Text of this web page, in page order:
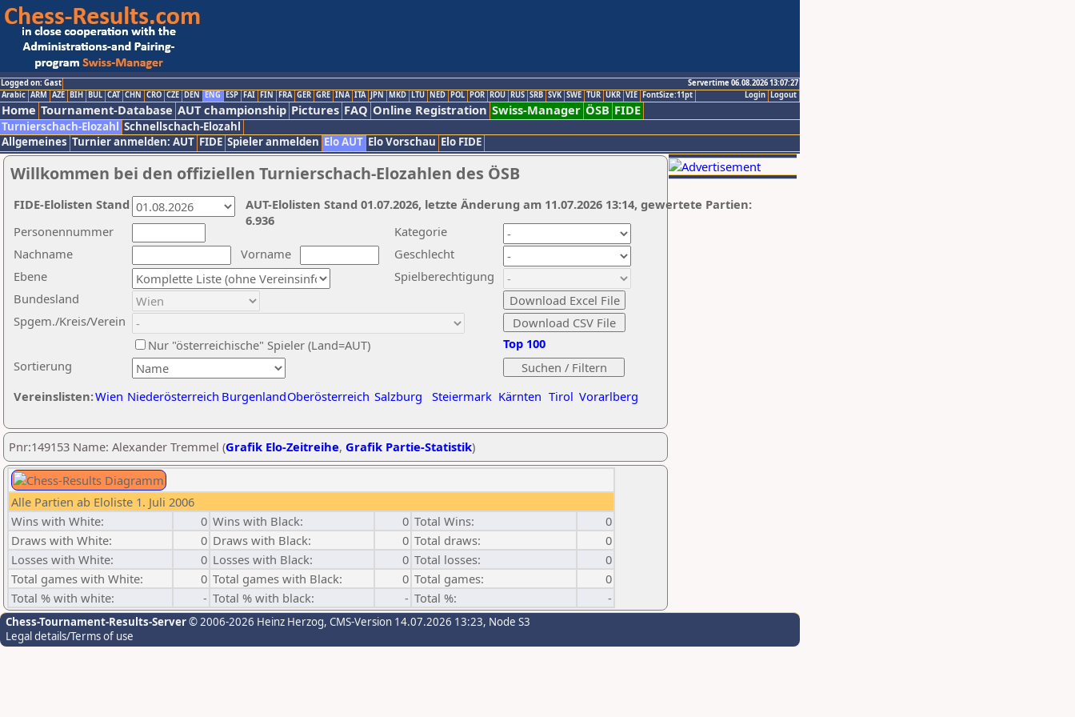
Logged on: Gast
Servertime 06.08.2026 13:07:27
Logout
Login
Arabic ARM AZE BIH BUL CAT CHN CRO CZE DEN ENG ESP FAI FIN FRA GER GRE INA ITA JPN MKD LTU NED POL POR ROU RUS SRB SVK SWE TUR UKR VIE FontSize:11pt
Home Tournament-Database AUT championship Pictures FAQ Online Registration Swiss-Manager ÖSB FIDE
Turnierschach-Elozahl Schnellschach-Elozahl
Allgemeines Turnier anmelden: AUT FIDE Spieler anmelden Elo AUT Elo Vorschau Elo FIDE
Willkommen bei den offiziellen Turnierschach-Elozahlen des ÖSB
Nachname
Vorname
Ebene
Kategorie
Sortierung
Personennummer
Bundesland
Spgem./Kreis/Verein
Geschlecht
Nur "österreichische" Spieler (Land=AUT)
Spielberechtigung
Vereinslisten:Wien Niederösterreich BurgenlandOberösterreich Salzburg Steiermark Kärnten Tirol Vorarlberg
Top 100
AUT-Elolisten Stand 01.07.2026, letzte Änderung am 11.07.2026 13:14, gewertete Partien:
6.936
FIDE-Elolisten Stand
Pnr:149153 Name: Alexander Tremmel (Grafik Elo-Zeitreihe, Grafik Partie-Statistik)
Alle Partien ab Eloliste 1. Juli 2006
Wins with White:
0 Wins with Black: 0 Total Wins:
0
Draws with White:
0 Draws with Black: 0 Total draws:
0
Losses with White:
0 Losses with Black: 0 Total losses:
0
Total games with White:
0 Total games with Black: 0 Total games:
0
Total % with white:
- Total % with black: - Total %: -
Chess-Tournament-Results-Server© 2006-2026 Heinz Herzog, CMS-Version 14.07.2026 13:23, Node S3
Legal details/Terms of use